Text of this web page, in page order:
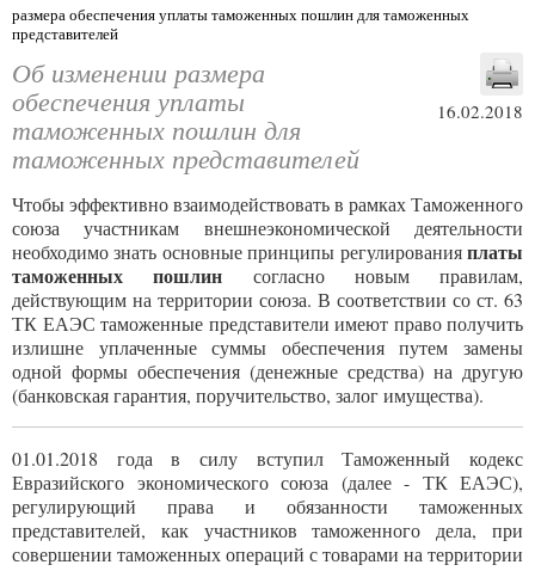
размера обеспечения уплаты таможенных пошлин для таможенных
представителей
16.02.2018
Об изменении размера
обеспечения уплаты
таможенных пошлин для
таможенных представителей
Чтобы эффективно взаимодействовать в рамках Таможенного
союза участникам внешнеэкономической деятельности
необходимо знать основные принципы регулированияплаты
таможенных пошлин согласно новым правилам,
действующим на территории союза. В соответствии со ст. 63
ТК ЕАЭС таможенные представители имеют право получить
излишне уплаченные суммы обеспечения путем замены
одной формы обеспечения (денежные средства) на другую
(банковская гарантия, поручительство, залог имущества).
01.01.2018 года в силу вступил Таможенный кодекс
Евразийского экономического союза (далее - ТК ЕАЭС),
регулирующий права и обязанности таможенных
представителей, как участников таможенного дела, при
совершении таможенных операций с товарами на территории